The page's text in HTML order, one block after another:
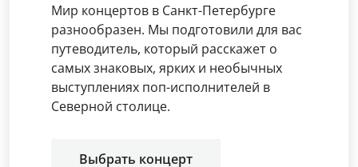
Мир концертов в Санкт-Петербурге
разнообразен. Мы подготовили для вас
путеводитель, который расскажет о
самых знаковых, ярких и необычных
выступлениях поп-исполнителей в
Северной столице.
Выбрать концерт